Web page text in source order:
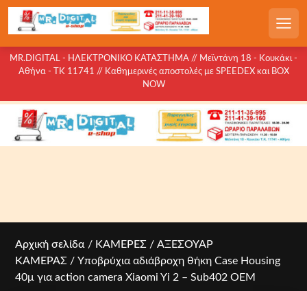
c
MR.DIGITAL - ΗΛΕΚΤΡΟΝΙΚΟ ΚΑΤΑΣΤΗΜΑ // Μεϊντάνη 18 - Κουκάκι -
Αθήνα - ΤΚ 11741 // Καθημερινές αποστολές με SPEEDEX και BOX
NOW
Αρχική σελίδα / ΚΑΜΕΡΕΣ / ΑΞΕΣΟΥΑΡ
ΚΑΜΕΡΑΣ / Yποβρύχια αδιάβροχη θήκη Case Housing
40μ για action camera Xiaomi Yi 2 – Sub402 OEM